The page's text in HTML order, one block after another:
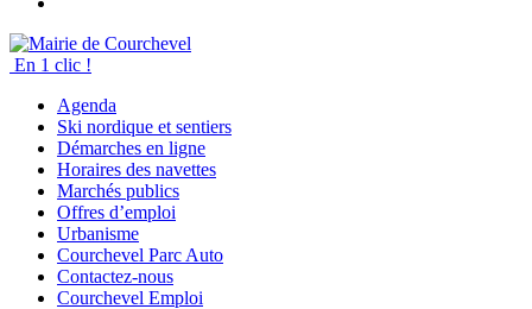
En 1 clic !
Agenda
Ski nordique et sentiers
Démarches en ligne
Horaires des navettes
Marchés publics
Offres d’emploi
Urbanisme
Courchevel Parc Auto
Contactez-nous
Courchevel Emploi